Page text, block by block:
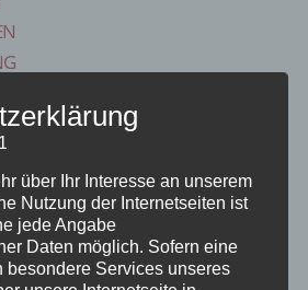
über Ihr Interesse an unserem
Nutzung der Internetseiten ist
jede Angabe
Daten möglich. Sofern eine
besondere Services unseres